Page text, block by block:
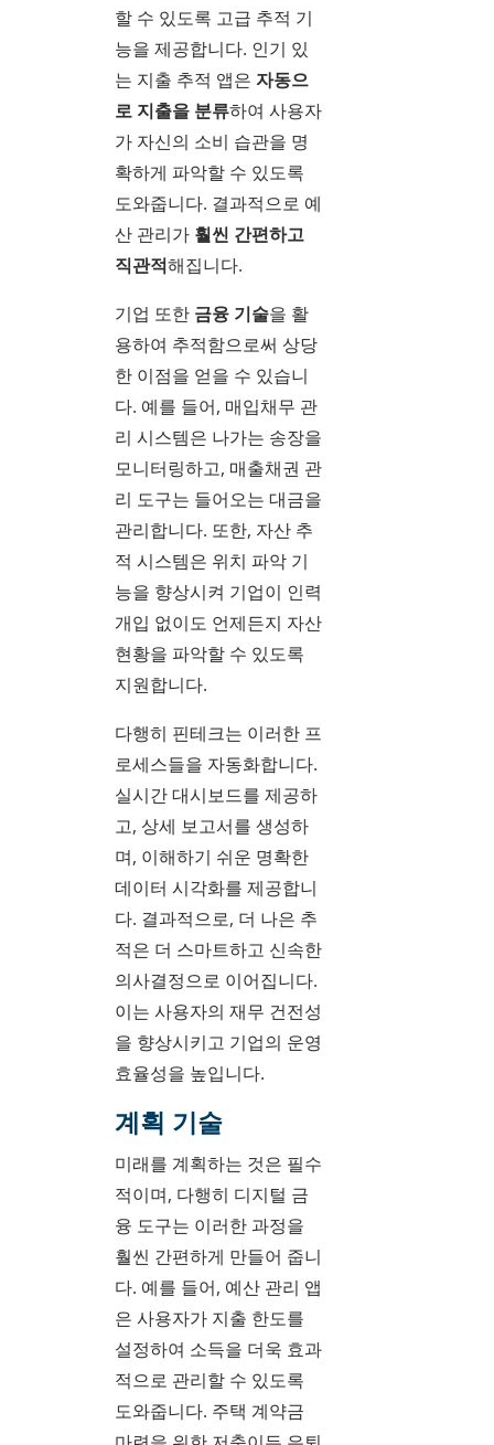
할 수 있도록 고급 추적 기
능을 제공합니다. 인기 있
는 지출 추적 앱은 자동으
로 지출을 분류하여 사용자
가 자신의 소비 습관을 명
확하게 파악할 수 있도록
도와줍니다. 결과적으로 예
산 관리가 훨씬 간편하고
직관적해집니다.
기업 또한 금융 기술을 활
용하여 추적함으로써 상당
한 이점을 얻을 수 있습니
다. 예를 들어, 매입채무 관
리 시스템은 나가는 송장을
모니터링하고, 매출채권 관
리 도구는 들어오는 대금을
관리합니다. 또한, 자산 추
적 시스템은 위치 파악 기
능을 향상시켜 기업이 인력
개입 없이도 언제든지 자산
현황을 파악할 수 있도록
지원합니다.
다행히 핀테크는 이러한 프
로세스들을 자동화합니다.
실시간 대시보드를 제공하
고, 상세 보고서를 생성하
며, 이해하기 쉬운 명확한
데이터 시각화를 제공합니
다. 결과적으로, 더 나은 추
적은 더 스마트하고 신속한
의사결정으로 이어집니다.
이는 사용자의 재무 건전성
을 향상시키고 기업의 운영
효율성을 높입니다.
계획 기술
미래를 계획하는 것은 필수
적이며, 다행히 디지털 금
융 도구는 이러한 과정을
훨씬 간편하게 만들어 줍니
다. 예를 들어, 예산 관리 앱
은 사용자가 지출 한도를
설정하여 소득을 더욱 효과
적으로 관리할 수 있도록
도와줍니다. 주택 계약금